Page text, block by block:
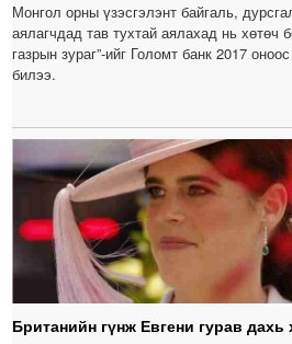
Монгол орны үзэсгэлэнт байгаль,
аялагчдад тав тухтай аялахад нь хөтөч
газрын зураг”-ийг Голомт банк 2017
билээ.
Британийн гүнж Евгени гурав